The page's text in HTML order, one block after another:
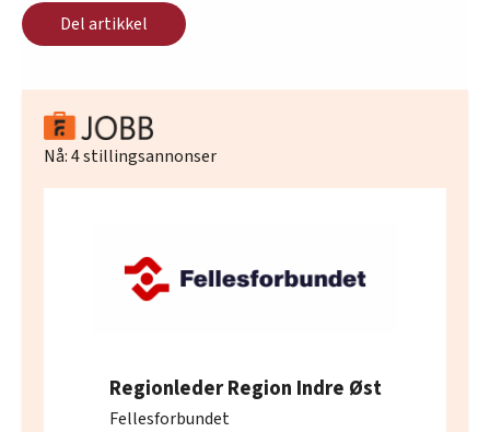
Del artikkel
Nå:4stillingsannonser
Regionleder Region Indre Øst
Fellesforbundet